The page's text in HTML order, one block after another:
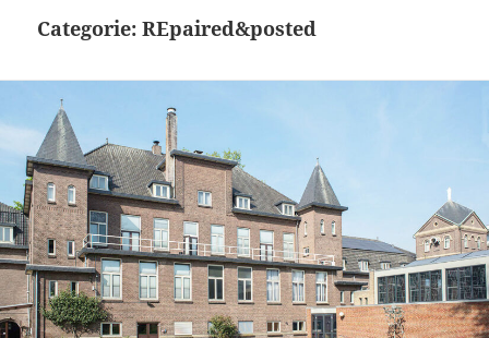
Categorie:REpaired&posted